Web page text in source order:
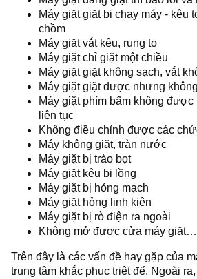
Máy giặt giặt bị chạy máy - kêu
chồm
Máy giặt vắt kêu, rung to
Máy giặt chỉ giặt một chiều
Máy giặt giặt không sạch, vắt
Máy giặt giặt được nhưng
Máy giặt phím bấm không
liên tục
Không điều chỉnh được các
Máy không giặt, tràn nước
Máy giặt bị trào bọt
Máy giặt kêu bi lồng
Máy giặt bị hỏng mạch
Máy giặt hỏng linh kiện
Máy giặt bị rò điện ra ngoài
Không mở được cửa máy giặt…
Trên đây là các vấn đề hay gặp của
trung tâm khắc phục triệt để. Ngoài